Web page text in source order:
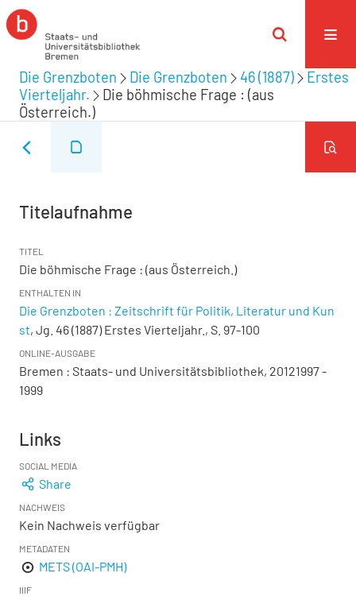
Die Grenzboten Die Grenzboten 46 (1887)
Erstes
Vierteljahr.
Die böhmische Frage : (aus
Österreich.)
Titelaufnahme
TITEL
Die böhmische Frage : (aus Österreich.)
ENTHALTEN IN
Die Grenzboten : Zeitschrift für Politik, Literatur und Kun
st, Jg. 46 (1887) Erstes Vierteljahr., S. 97-100
ONLINE-AUSGABE
Bremen : Staats- und Universitätsbibliothek, 20121997 -
1999
Links
SOCIAL MEDIA
Share
NACHWEIS
Kein Nachweis verfügbar
METADATEN
METS (OAI-PMH)
IIIF